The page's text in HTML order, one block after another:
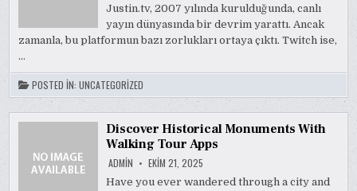
Justin.tv, 2007 yılında kurulduğunda, canlı
yayın dünyasında bir devrim yarattı. Ancak
zamanla, bu platformun bazı zorlukları ortaya çıktı. Twitch ise,
…
POSTED IN:UNCATEGORIZED
Discover Historical Monuments With
Walking Tour Apps
ADMIN EKIM 21, 2025
Have you ever wandered through a city and